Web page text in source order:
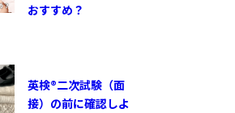
おすすめ？
英検®︎二次試験（面
接）の前に確認しよ